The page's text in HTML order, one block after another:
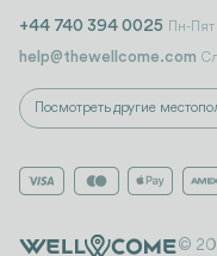
+44 740 394 0025 Пн-
help@thewellcome.com
Посмотреть другие
©